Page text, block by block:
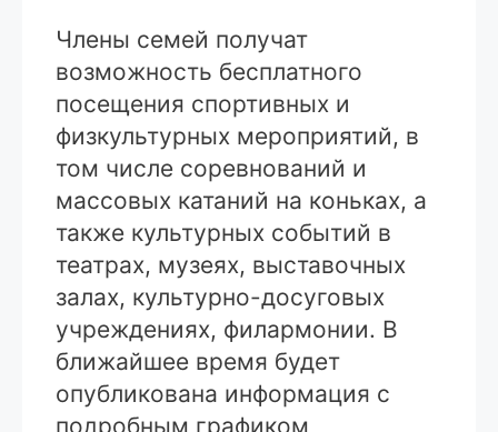
Члены семей получат
возможность бесплатного
посещения спортивных и
физкультурных мероприятий, в
том числе соревнований и
массовых катаний на коньках, а
также культурных событий в
театрах, музеях, выставочных
залах, культурно-досуговых
учреждениях, филармонии. В
ближайшее время будет
опубликована информация с
подробным графиком